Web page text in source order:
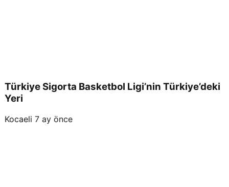
Türkiye Sigorta Basketbol Ligi’nin Türkiye’deki
Yeri
Kocaeli 7 ay önce